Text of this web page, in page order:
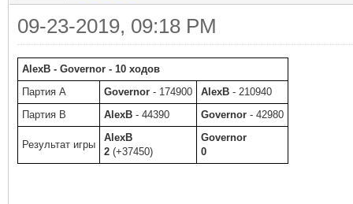
09-23-2019, 09:18 PM
AlexB - Governor - 10 ходов
Партия A
Governor - 174900 AlexB - 210940
Партия B
AlexB - 44390 Governor - 42980
Результат игры
AlexB
2 (+37450)
Governor
0